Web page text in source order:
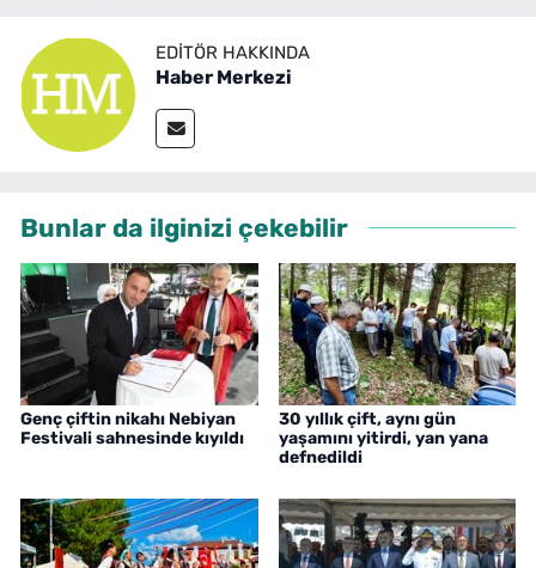
EDITÖR HAKKINDA
Haber Merkezi
Bunlar da ilginizi çekebilir
Genç çiftin nikahı Nebiyan
Festivali sahnesinde kıyıldı
30 yıllık çift, aynı gün
yaşamını yitirdi, yan yana
defnedildi